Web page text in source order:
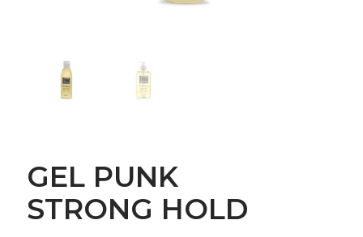
GEL PUNK
STRONG HOLD